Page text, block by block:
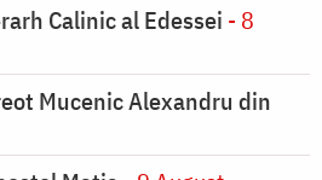
Calinic al Edessei - 8
Mucenic Alexandru din